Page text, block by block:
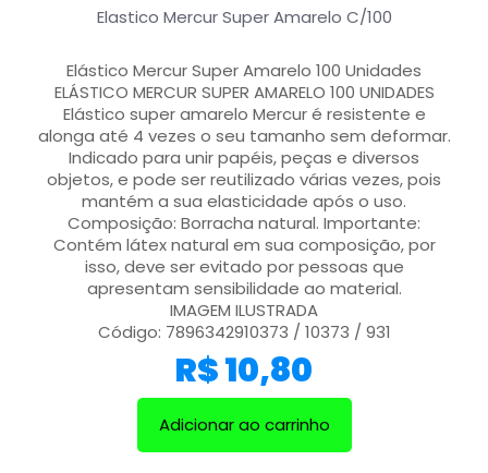
Elastico Mercur Super Amarelo C/100
Elástico Mercur Super Amarelo 100 Unidades
ELÁSTICO MERCUR SUPER AMARELO 100 UNIDADES
Elástico super amarelo Mercur é resistente e
alonga até 4 vezes o seu tamanho sem deformar.
Indicado para unir papéis, peças e diversos
objetos, e pode ser reutilizado várias vezes, pois
mantém a sua elasticidade após o uso.
Composição: Borracha natural. Importante:
Contém látex natural em sua composição, por
isso, deve ser evitado por pessoas que
apresentam sensibilidade ao material.
IMAGEM ILUSTRADA
Código: 7896342910373 / 10373 / 931
R$10,80
Adicionar ao carrinho